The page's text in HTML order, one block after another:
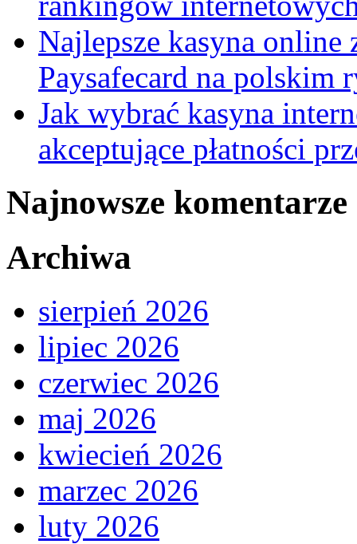
Najlepsze kasyna online
Paysafecard na polskim
Jak wybrać kasyna
akceptujące płatności
Najnowsze komentarze
Archiwa
sierpień 2026
lipiec 2026
czerwiec 2026
maj 2026
kwiecień 2026
marzec 2026
luty 2026